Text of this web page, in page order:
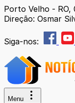
Porto Velho - RO,
Direção: Osmar
Siga-nos:
Menu